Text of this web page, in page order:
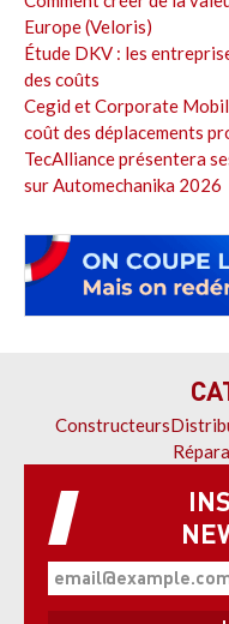
Europe (Veloris)
Étude DKV : les
des coûts
Cegid et Corporate
coût des déplacements
TecAlliance présentera
sur Automechanika 2026
Constructeurs